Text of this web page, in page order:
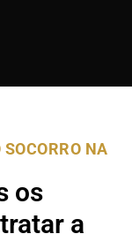
SOCORRO NA
os
a